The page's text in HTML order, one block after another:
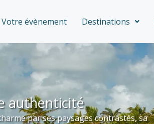
Votre évènement Destinations
authenticité
par ses paysages contrastés, sa